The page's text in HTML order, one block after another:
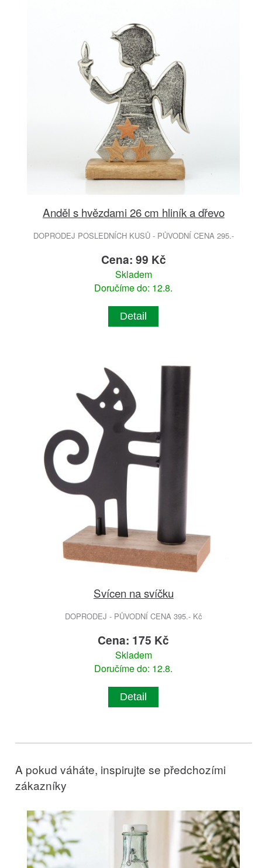
Anděl s hvězdami 26 cm hliník a dřevo
DOPRODEJ POSLEDNÍCH KUSŮ - PŮVODNÍ CENA 295.-
Cena: 99 Kč
Skladem
Doručíme do: 12.8.
Detail
Svícen na svíčku
DOPRODEJ - PŮVODNÍ CENA 395.- Kč
Cena: 175 Kč
Skladem
Doručíme do: 12.8.
Detail
A pokud váháte, inspirujte se předchozími
zákazníky